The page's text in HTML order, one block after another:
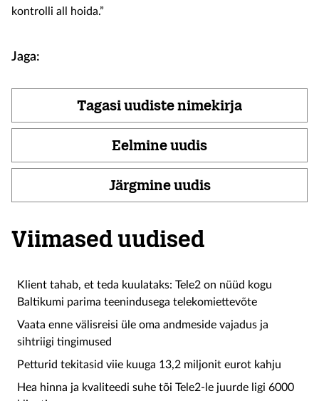
kontrolli all hoida.”
Jaga:
Tagasi uudiste nimekirja
Eelmine uudis
Järgmine uudis
Viimased uudised
Klient tahab, et teda kuulataks: Tele2 on nüüd kogu
Baltikumi parima teenindusega telekomiettevõte
Vaata enne välisreisi üle oma andmeside vajadus ja
sihtriigi tingimused
Petturid tekitasid viie kuuga 13,2 miljonit eurot kahju
Hea hinna ja kvaliteedi suhe tõi Tele2-le juurde ligi 6000